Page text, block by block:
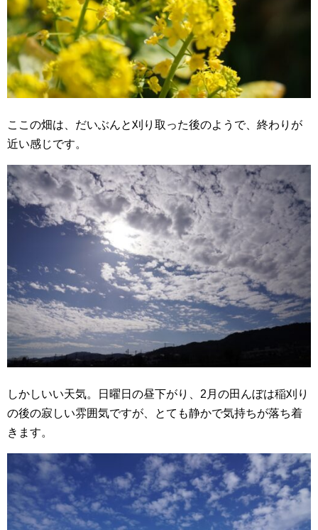
ここの畑は、だいぶんと刈り取った後のようで、終わりが
近い感じです。
しかしいい天気。日曜日の昼下がり、2月の田んぼは稲刈り
の後の寂しい雰囲気ですが、とても静かで気持ちが落ち着
きます。